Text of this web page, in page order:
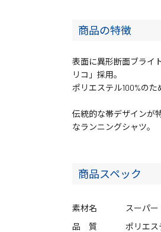
商品の特徴
表面に異形断面ブライ
リコ」採用。
ポリエステル100%のた
伝統的な帯デザインが
なランニングシャツ。
商品スペック
素材名
スーパー
品 質
ポリエス